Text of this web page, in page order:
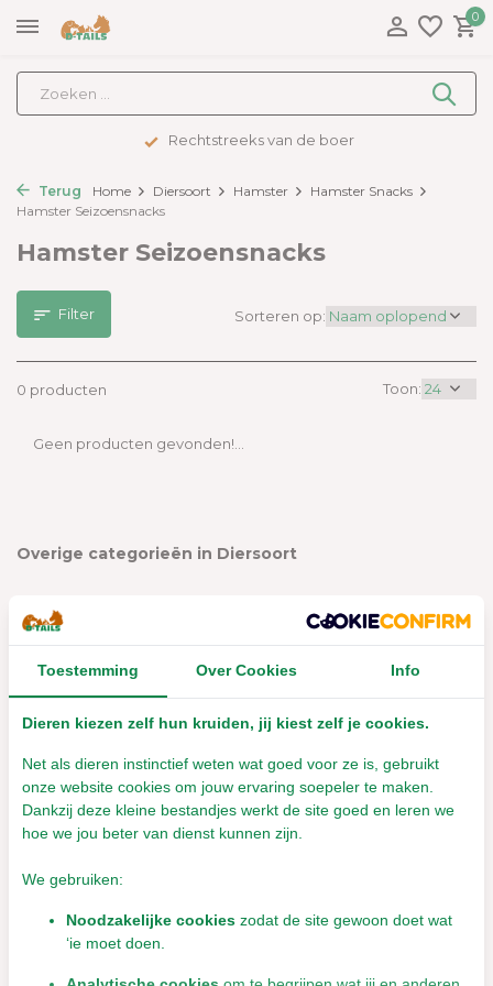
0
Rechtstreeks van de boer
Terug Home Diersoort Hamster
Hamster Snacks
Hamster Seizoensnacks
Hamster Seizoensnacks
Filter
0 producten Toon:
Sorteren op:
Geen producten gevonden!...
Overige categorieën in Diersoort
Toestemming Over Cookies Info
Dieren kiezen zelf hun kruiden, jij kiest zelf je cookies.
Net als dieren instinctief weten wat goed voor ze is, gebruikt
onze website cookies om jouw ervaring soepeler te maken.
Dankzij deze kleine bestandjes werkt de site goed en leren we
hoe we jou beter van dienst kunnen zijn.
We gebruiken:
Noodzakelijke cookies zodat de site gewoon doet wat
‘ie moet doen.